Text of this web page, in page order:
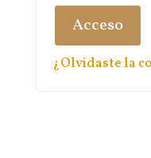
Acceso
¿Olvidaste la